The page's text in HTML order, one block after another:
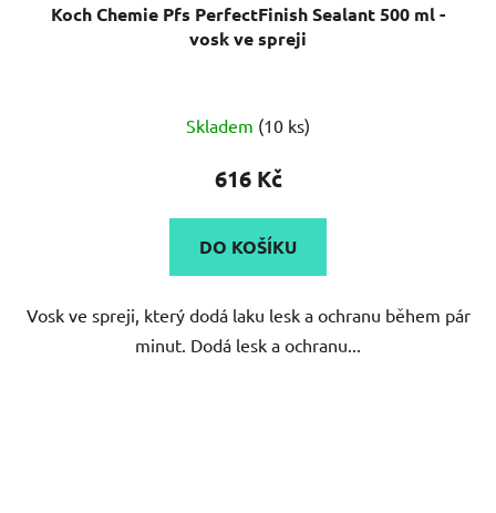
Koch Chemie Pfs PerfectFinish Sealant 500 ml -
vosk ve spreji
Skladem (10 ks)
616 Kč
DO KOŠÍKU
Vosk ve spreji, který dodá laku lesk a ochranu během pár
minut. Dodá lesk a ochranu...